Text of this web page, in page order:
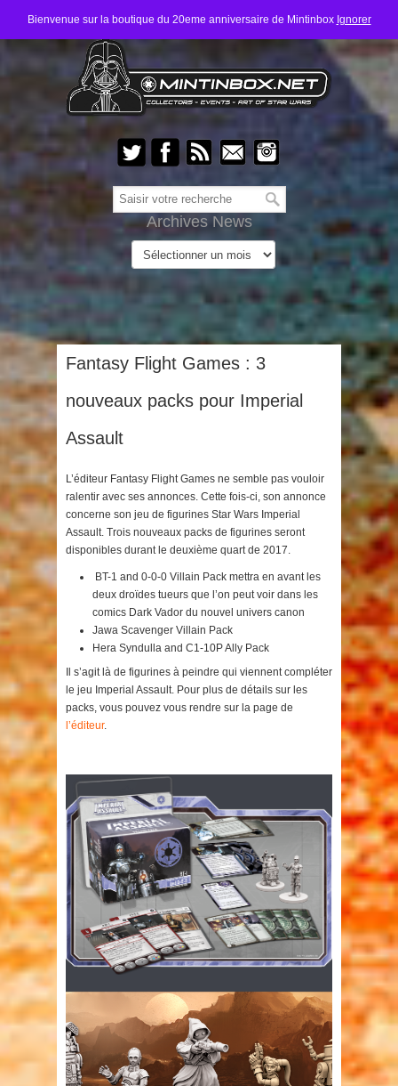
Bienvenue sur la boutique du 20eme anniversaire de Mintinbox Ignorer
Archives News
Fantasy Flight Games : 3
nouveaux packs pour Imperial
Assault
L’éditeur Fantasy Flight Games ne semble pas vouloir
ralentir avec ses annonces. Cette fois-ci, son annonce
concerne son jeu de figurines Star Wars Imperial
Assault. Trois nouveaux packs de figurines seront
disponibles durant le deuxième quart de 2017.
BT-1 and 0-0-0 Villain Pack mettra en avant les
deux droïdes tueurs que l’on peut voir dans les
comics Dark Vador du nouvel univers canon
Jawa Scavenger Villain Pack
Hera Syndulla and C1-10P Ally Pack
Il s’agit là de figurines à peindre qui viennent compléter
le jeu Imperial Assault. Pour plus de détails sur les
packs, vous pouvez vous rendre sur la page de
l’éditeur.